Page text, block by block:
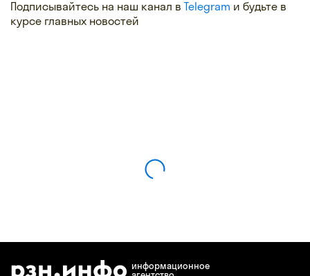
Подписывайтесь на наш канал в Telegram и будьте в
курсе главных новостей
информационное